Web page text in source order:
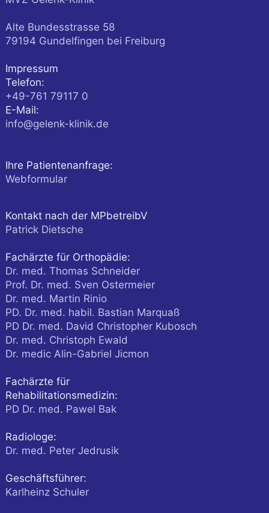
Alte Bundesstrasse 58
79194 Gundelfingen bei Freiburg
Impressum
Telefon:
+49-761 79117 0
E-Mail:
info@gelenk-klinik.de
Ihre Patientenanfrage:
Webformular
Kontakt nach der MPbetreibV
Patrick Dietsche
Fachärzte für Orthopädie:
Dr. med. Thomas Schneider
Prof. Dr. med. Sven Ostermeier
Dr. med. Martin Rinio
PD. Dr. med. habil. Bastian Marquaß
PD Dr. med. David Christopher Kubosch
Dr. med. Christoph Ewald
Dr. medic Alin-Gabriel Jicmon
Fachärzte für
Rehabilitationsmedizin:
PD Dr. med. Pawel Bak
Radiologe:
Dr. med. Peter Jedrusik
Geschäftsführer:
Karlheinz Schuler